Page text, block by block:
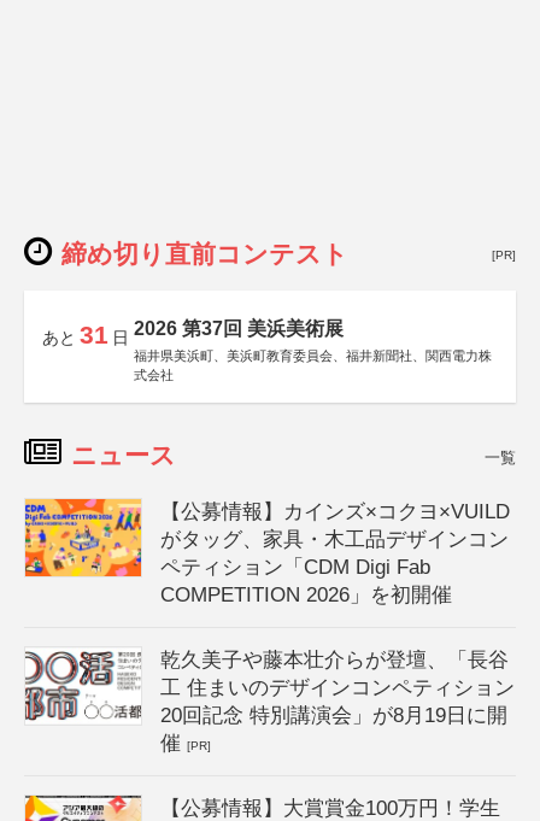
締め切り直前コンテスト [PR]
あと 31 日 2026 第37回 美浜美術展
福井県美浜町、美浜町教育委員会、福井新聞社、関西電力株
式会社
ニュース 一覧
【公募情報】カインズ×コクヨ×VUILD
がタッグ、家具・木工品デザインコン
ペティション「CDM Digi Fab
COMPETITION 2026」を初開催
乾久美子や藤本壮介らが登壇、「長谷
工 住まいのデザインコンペティション
20回記念 特別講演会」が8月19日に開
催[PR]
【公募情報】大賞賞金100万円！学生